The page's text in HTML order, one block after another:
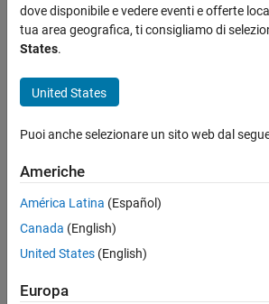
How can I
continually
UI Axes in
Designer
to display
images
from a
CMOS
dove disponibile e vedere eventi e offerte
tua area geografica, ti consigliamo di
States.
United States
Puoi anche selezionare un sito web dal
Americhe
América Latina (Español)
Canada (English)
United States (English)
Europa